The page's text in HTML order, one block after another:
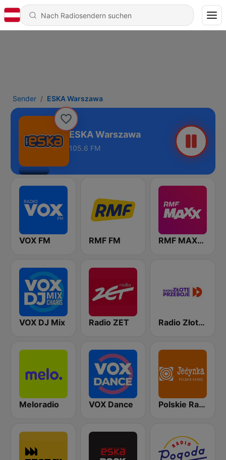
Sender ESKA Warszawa
ESKA Warszawa
105.6 FM
VOX FM RMF FM RMF MAXXX
VOX DJ Mix Radio ZET Radio Złote Przeboje
Meloradio VOX Dance Polskie Radio Program I (PR1) Jedynka